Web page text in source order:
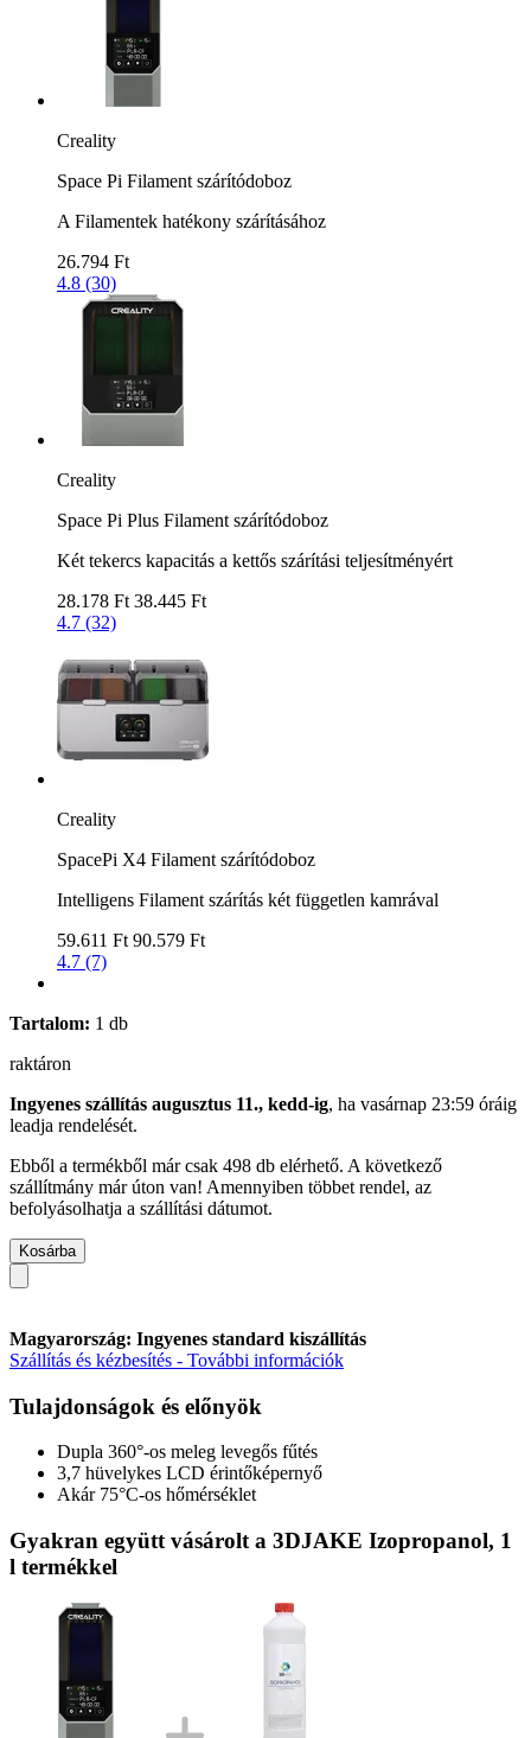
Creality
Space Pi Filament szárítódoboz
A Filamentek hatékony szárításához
26.794 Ft
4.8 (30)
Creality
Space Pi Plus Filament szárítódoboz
Két tekercs kapacitás a kettős szárítási teljesítményért
28.178 Ft 38.445 Ft
4.7 (32)
Creality
SpacePi X4 Filament szárítódoboz
Intelligens Filament szárítás két független kamrával
59.611 Ft 90.579 Ft
4.7 (7)
Tartalom: 1 db
raktáron
Ingyenes szállítás augusztus 11., kedd-ig, ha vasárnap 23:59 óráig
leadja rendelését.
Ebből a termékből már csak 498 db elérhető. A következő
szállítmány már úton van! Amennyiben többet rendel, az
befolyásolhatja a szállítási dátumot.
Kosárba
Magyarország: Ingyenes standard kiszállítás
Szállítás és kézbesítés - További információk
Tulajdonságok és előnyök
Dupla 360°-os meleg levegős fűtés
3,7 hüvelykes LCD érintőképernyő
Akár 75°C-os hőmérséklet
Gyakran együtt vásárolt a 3DJAKE Izopropanol, 1
l termékkel